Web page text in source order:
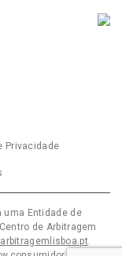
Privacidade
uma Entidade de
de Arbitragem
.